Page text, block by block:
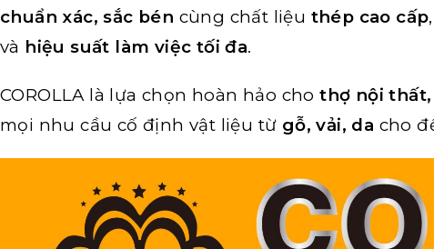
chuẩn xác, sắc bén cùng chất liệu thép cao cấp
và hiệu suất làm việc tối đa.
COROLLA là lựa chọn hoàn hảo chothợ nội
mọi nhu cầu cố định vật liệu từ gỗ, vải, da cho